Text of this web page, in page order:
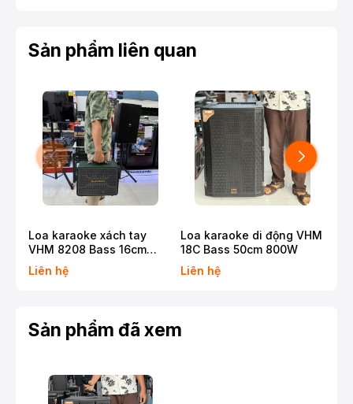
Sản phẩm liên quan
Loa karaoke xách tay
VHM 8208 Bass 16cm
30W
Liên hệ
Loa karaoke di động VHM
18C Bass 50cm 800W
Liên hệ
Sản phẩm đã xem